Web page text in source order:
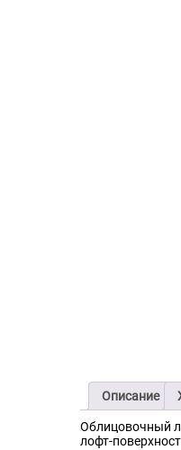
Описание
Облицовочный
лофт-